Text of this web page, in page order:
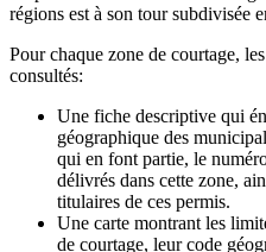
régions est à son tour subdivisée
Pour chaque zone de courtage,
consultés:
Une fiche descriptive qui
géographique des
qui en font partie, le
délivrés dans cette zone,
titulaires de ces permis.
Une carte montrant les
de courtage, leur code